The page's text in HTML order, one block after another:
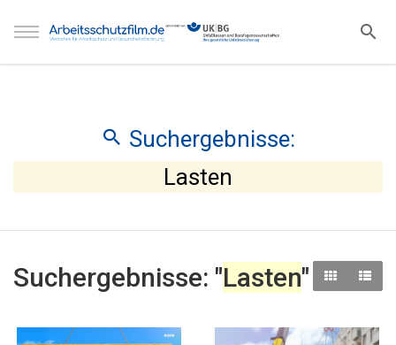
Suchergebnisse:
Lasten
Suchergebnisse: "Lasten"